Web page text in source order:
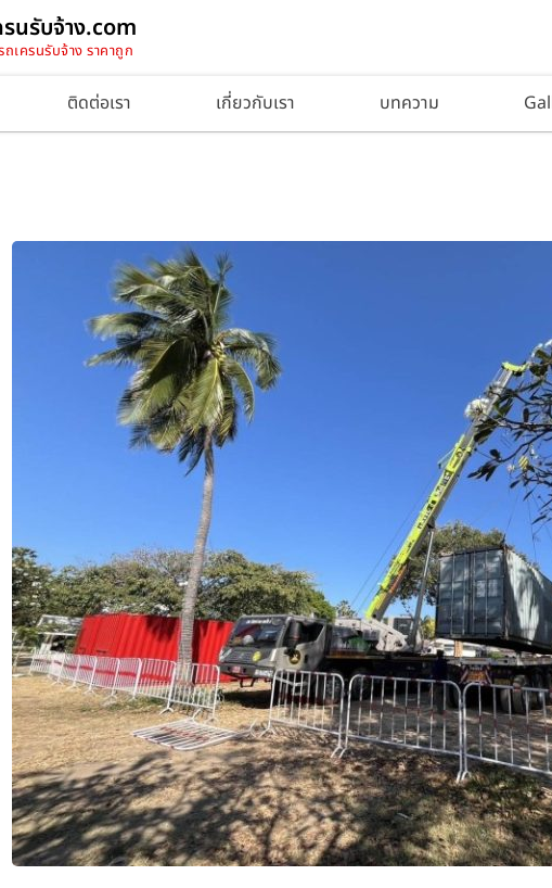
รนรับจ้าง.com
ถเครนรับจ้าง ราคาถูก
ติดต่อเรา เกี่ยวกับเรา บทความ